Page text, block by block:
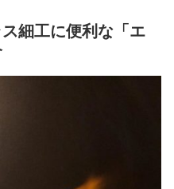
ス細工に便利な「エ